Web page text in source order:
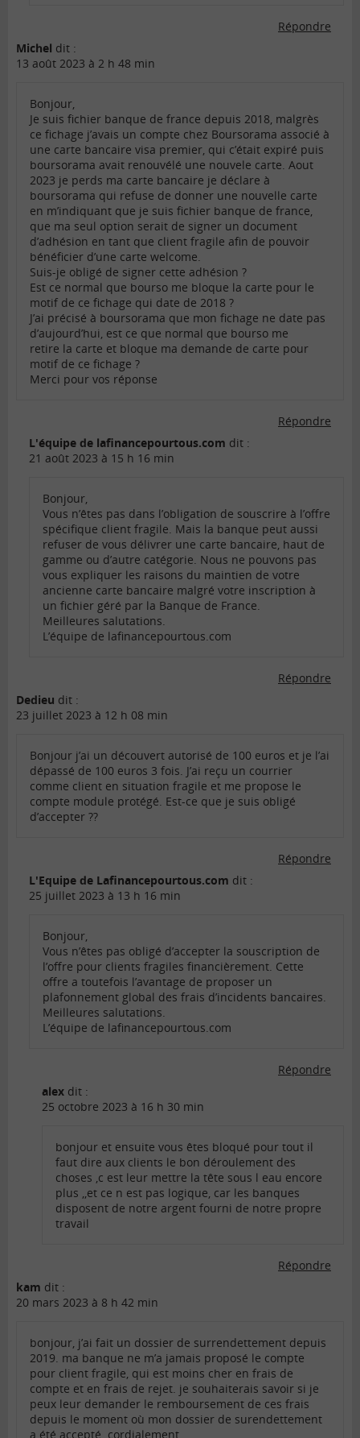
Répondre
Michel dit :
13 août 2023 à 2 h 48 min
Bonjour,
Je suis fichier banque de france depuis 2018, malgrès
ce fichage j’avais un compte chez Boursorama associé à
une carte bancaire visa premier, qui c’était expiré puis
boursorama avait renouvélé une nouvele carte. Aout
2023 je perds ma carte bancaire je déclare à
boursorama qui refuse de donner une nouvelle carte
en m’indiquant que je suis fichier banque de france,
que ma seul option serait de signer un document
d’adhésion en tant que client fragile afin de pouvoir
bénéficier d’une carte welcome.
Suis-je obligé de signer cette adhésion ?
Est ce normal que bourso me bloque la carte pour le
motif de ce fichage qui date de 2018 ?
J’ai précisé à boursorama que mon fichage ne date pas
d’aujourd’hui, est ce que normal que bourso me
retire la carte et bloque ma demande de carte pour
motif de ce fichage ?
Merci pour vos réponse
Répondre
L'équipe de lafinancepourtous.com dit :
21 août 2023 à 15 h 16 min
Bonjour,
Vous n’êtes pas dans l’obligation de souscrire à l’offre
spécifique client fragile. Mais la banque peut aussi
refuser de vous délivrer une carte bancaire, haut de
gamme ou d’autre catégorie. Nous ne pouvons pas
vous expliquer les raisons du maintien de votre
ancienne carte bancaire malgré votre inscription à
un fichier géré par la Banque de France.
Meilleures salutations.
L’équipe de lafinancepourtous.com
Répondre
Dedieu dit :
23 juillet 2023 à 12 h 08 min
Bonjour j’ai un découvert autorisé de 100 euros et je l’ai
dépassé de 100 euros 3 fois. J’ai reçu un courrier
comme client en situation fragile et me propose le
compte module protégé. Est-ce que je suis obligé
d’accepter ??
Répondre
L'Equipe de Lafinancepourtous.com dit :
25 juillet 2023 à 13 h 16 min
Bonjour,
Vous n’êtes pas obligé d’accepter la souscription de
l’offre pour clients fragiles financièrement. Cette
offre a toutefois l’avantage de proposer un
plafonnement global des frais d’incidents bancaires.
Meilleures salutations.
L’équipe de lafinancepourtous.com
Répondre
alex dit :
25 octobre 2023 à 16 h 30 min
bonjour et ensuite vous êtes bloqué pour tout il
faut dire aux clients le bon déroulement des
choses ,c est leur mettre la tête sous l eau encore
plus ,,et ce n est pas logique, car les banques
disposent de notre argent fourni de notre propre
travail
Répondre
kam dit :
20 mars 2023 à 8 h 42 min
bonjour, j’ai fait un dossier de surrendettement depuis
2019. ma banque ne m’a jamais proposé le compte
pour client fragile, qui est moins cher en frais de
compte et en frais de rejet. je souhaiterais savoir si je
peux leur demander le remboursement de ces frais
depuis le moment où mon dossier de surendettement
a été accepté. cordialement.